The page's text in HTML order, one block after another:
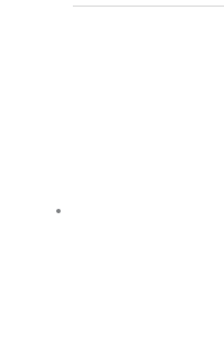
В продаже(0)